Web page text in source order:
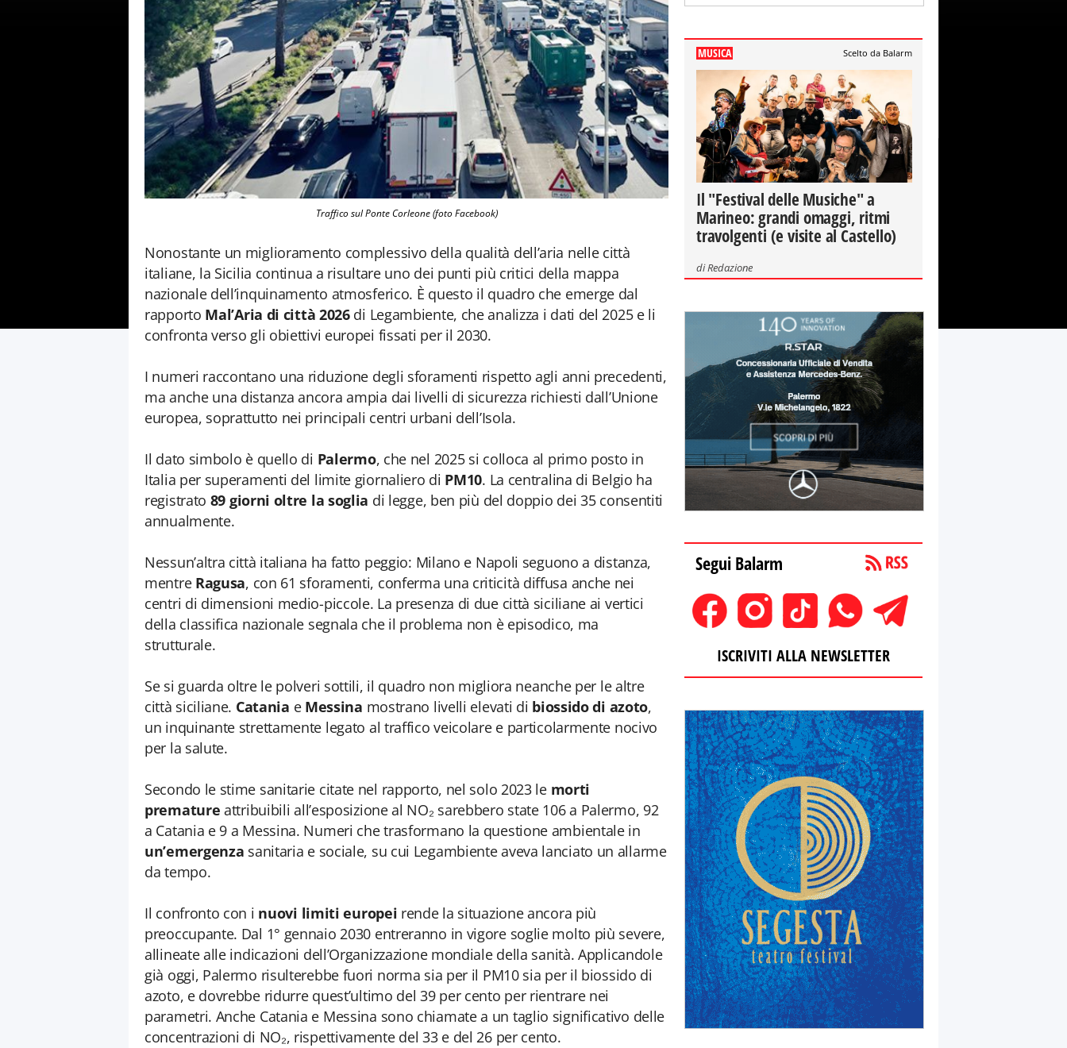
Traffico sul Ponte Corleone (foto Facebook)
Nonostante un miglioramento complessivo della qualità dell’aria nelle città
italiane, la Sicilia continua a risultare uno dei punti più critici della mappa
nazionale dell’inquinamento atmosferico. È questo il quadro che emerge dal
rapporto Mal’Aria di città 2026 di Legambiente, che analizza i dati del 2025 e li
confronta verso gli obiettivi europei fissati per il 2030.
I numeri raccontano una riduzione degli sforamenti rispetto agli anni precedenti,
ma anche una distanza ancora ampia dai livelli di sicurezza richiesti dall’Unione
europea, soprattutto nei principali centri urbani dell’Isola.
Il dato simbolo è quello di Palermo, che nel 2025 si colloca al primo posto in
Italia per superamenti del limite giornaliero di PM10. La centralina di Belgio ha
registrato 89 giorni oltre la soglia di legge, ben più del doppio dei 35 consentiti
annualmente.
Nessun’altra città italiana ha fatto peggio: Milano e Napoli seguono a distanza,
mentre Ragusa, con 61 sforamenti, conferma una criticità diffusa anche nei
centri di dimensioni medio-piccole. La presenza di due città siciliane ai vertici
della classifica nazionale segnala che il problema non è episodico, ma
strutturale.
Se si guarda oltre le polveri sottili, il quadro non migliora neanche per le altre
città siciliane. Catania e Messina mostrano livelli elevati di biossido di azoto,
un inquinante strettamente legato al traffico veicolare e particolarmente nocivo
per la salute.
Secondo le stime sanitarie citate nel rapporto, nel solo 2023 le morti
premature attribuibili all’esposizione al NO₂ sarebbero state 106 a Palermo, 92
a Catania e 9 a Messina. Numeri che trasformano la questione ambientale in
un’emergenza sanitaria e sociale, su cui Legambiente aveva lanciato un allarme
da tempo.
Il confronto con i nuovi limiti europei rende la situazione ancora più
preoccupante. Dal 1° gennaio 2030 entreranno in vigore soglie molto più severe,
allineate alle indicazioni dell’Organizzazione mondiale della sanità. Applicandole
già oggi, Palermo risulterebbe fuori norma sia per il PM10 sia per il biossido di
azoto, e dovrebbe ridurre quest’ultimo del 39 per cento per rientrare nei
parametri. Anche Catania e Messina sono chiamate a un taglio significativo delle
concentrazioni di NO₂, rispettivamente del 33 e del 26 per cento.
MUSICA Scelto da Balarm
Il "Festival delle Musiche" a
Marineo: grandi omaggi, ritmi
travolgenti (e visite al Castello)
diRedazione
Segui Balarm
ISCRIVITI ALLA NEWSLETTER